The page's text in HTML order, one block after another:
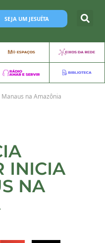
SEJA UM JESUÍTA
na Amazônia
INICIA
NA